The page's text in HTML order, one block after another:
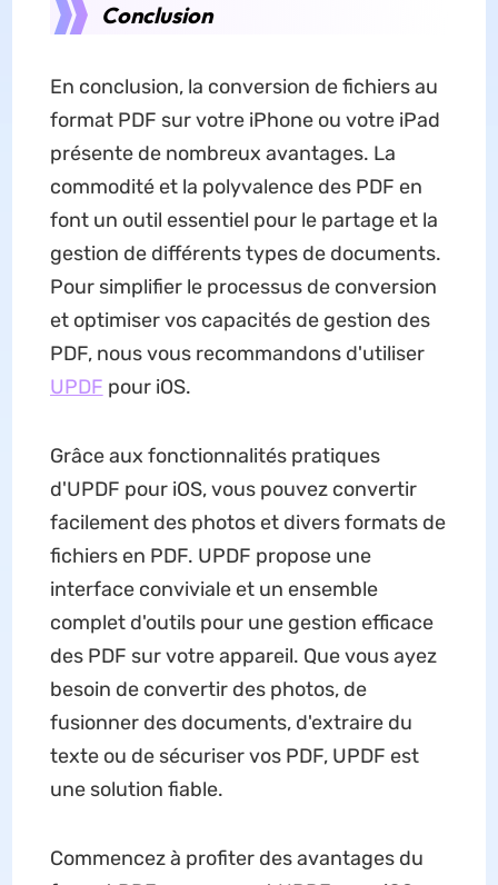
Conclusion
En conclusion, la conversion de fichiers au
format PDF sur votre iPhone ou votre iPad
présente de nombreux avantages. La
commodité et la polyvalence des PDF en
font un outil essentiel pour le partage et la
gestion de différents types de documents.
Pour simplifier le processus de conversion
et optimiser vos capacités de gestion des
PDF, nous vous recommandons d'utiliser
UPDF pour iOS.
Grâce aux fonctionnalités pratiques
d'UPDF pour iOS, vous pouvez convertir
facilement des photos et divers formats de
fichiers en PDF. UPDF propose une
interface conviviale et un ensemble
complet d'outils pour une gestion efficace
des PDF sur votre appareil. Que vous ayez
besoin de convertir des photos, de
fusionner des documents, d'extraire du
texte ou de sécuriser vos PDF, UPDF est
une solution fiable.
Commencez à profiter des avantages du